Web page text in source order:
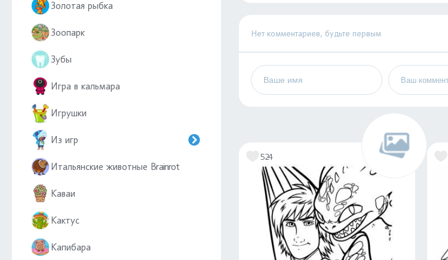
Золотая рыбка
Зоопарк
Зубы
Игра в кальмара
Игрушки
Из игр
Итальянские животные Brainrot
Каваи
Кактус
Капибара
Нет комментариев, будьте первым
524